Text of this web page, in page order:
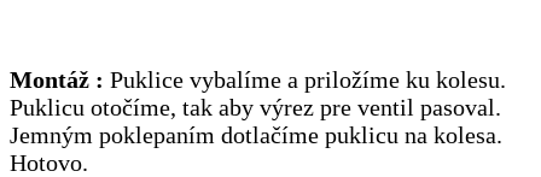
Montáž : Puklice vybalíme a priložíme ku kolesu.
Puklicu otočíme, tak aby výrez pre ventil pasoval.
Jemným poklepaním dotlačíme puklicu na kolesa.
Hotovo.